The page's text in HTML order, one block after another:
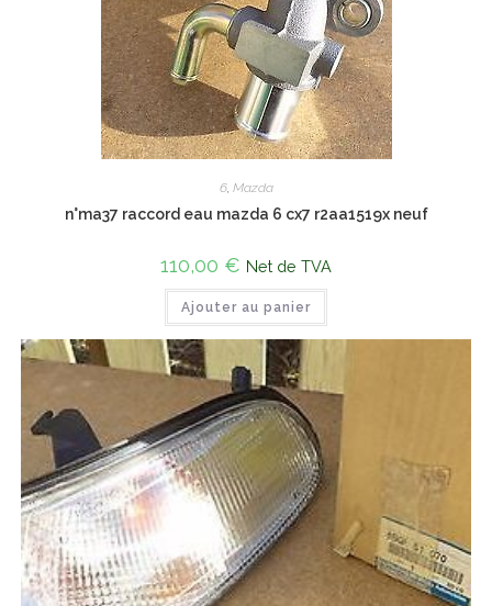
6, Mazda
n°ma37 raccord eau mazda 6 cx7 r2aa1519x neuf
110,00 € Net de TVA
Ajouter au panier